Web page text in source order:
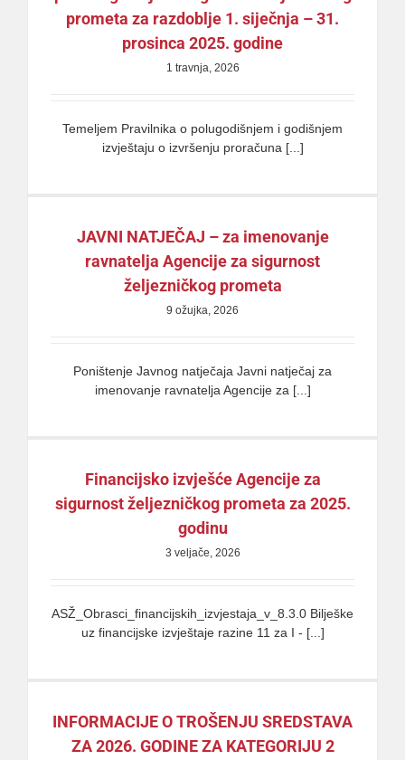
prometa za razdoblje 1. siječnja – 31.
prosinca 2025. godine
1 travnja, 2026
Temeljem Pravilnika o polugodišnjem i godišnjem
izvještaju o izvršenju proračuna [...]
JAVNI NATJEČAJ – za imenovanje
ravnatelja Agencije za sigurnost
željezničkog prometa
9 ožujka, 2026
Poništenje Javnog natječaja Javni natječaj za
imenovanje ravnatelja Agencije za [...]
Financijsko izvješće Agencije za
sigurnost željezničkog prometa za 2025.
godinu
3 veljače, 2026
ASŽ_Obrasci_financijskih_izvjestaja_v_8.3.0 Bilješke
uz financijske izvještaje razine 11 za I - [...]
INFORMACIJE O TROŠENJU SREDSTAVA
ZA 2026. GODINE ZA KATEGORIJU 2